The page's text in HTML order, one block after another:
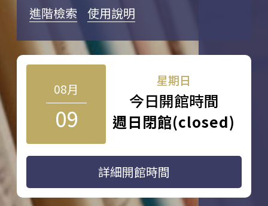
進階檢索 使用說明
08月
09
星期日
今日開館時間
週日閉館(closed)
詳細開館時間